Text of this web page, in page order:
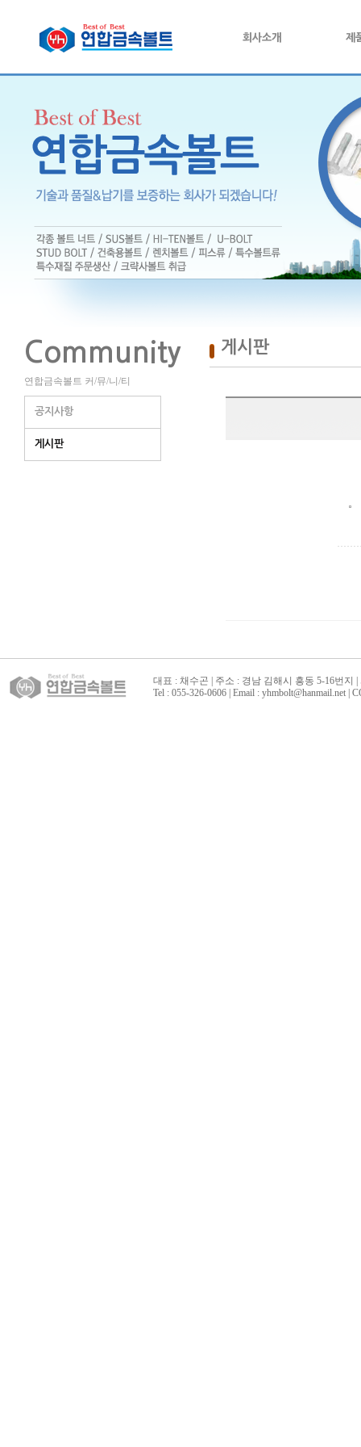
회사소개 제
Community
연합금속볼트 커/뮤/니/티
공지사항
게시판
게시판
대표 : 채수곤 | 주소 : 경남 김해시 흥동 5-16번지 |
Tel : 055-326-0606 | Email : yhmbolt@hanmail.net